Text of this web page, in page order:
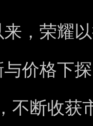
，荣耀
价格下
不断收获